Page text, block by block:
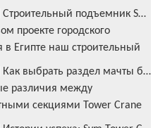
Строительный подъемник SC200 помогает в современных городских строительных проектах в Египте
проекте городского
в Египте наш строительный
SC200 был выбран в
основного оборудования для
материалов и
Как выбрать раздел мачты башни?
различия между
секциями Tower Crane
L68B1, L68B2 и L69B2